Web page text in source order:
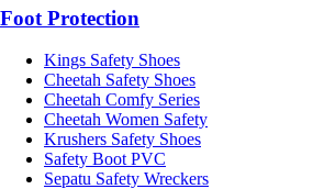
Foot Protection
Kings Safety Shoes
Cheetah Safety Shoes
Cheetah Comfy Series
Cheetah Women Safety
Krushers Safety Shoes
Safety Boot PVC
Sepatu Safety Wreckers